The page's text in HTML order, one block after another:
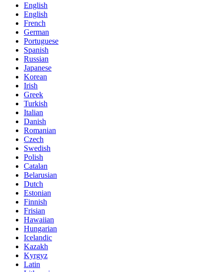
English
English
French
German
Portuguese
Spanish
Russian
Japanese
Korean
Irish
Greek
Turkish
Italian
Danish
Romanian
Czech
Swedish
Polish
Catalan
Belarusian
Dutch
Estonian
Finnish
Frisian
Hawaiian
Hungarian
Icelandic
Kazakh
Kyrgyz
Latin